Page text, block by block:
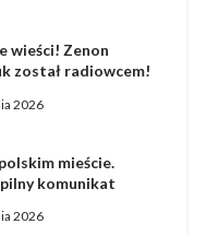
wieści! Zenon
został radiowcem!
2026
mieście.
komunikat
2026